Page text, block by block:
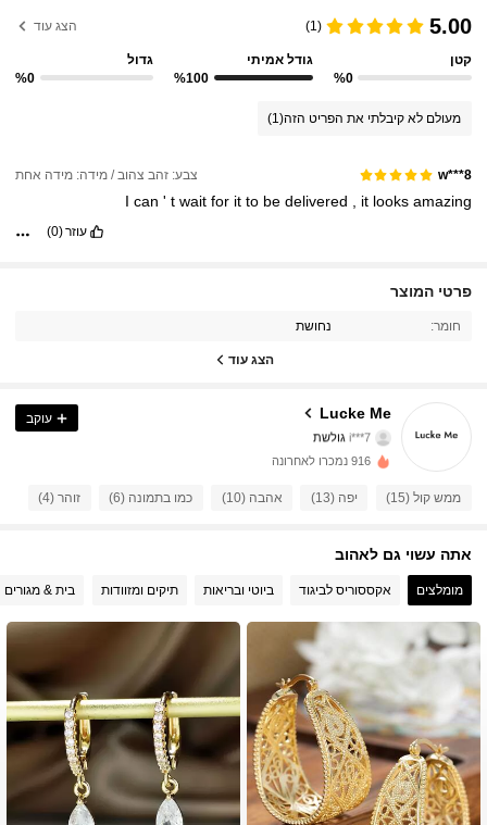
5.00
(1) הצג עוד
קטן
%0
גודל אמיתי
%100
גדול
%0
מעולם לא קיבלתי את הפריט הזה(1)
w***8 צבע: זהב צהוב / מידה: מידה אחת
I can ' t wait for it to be delivered it looks amazing
עוזר(0)
פרטי המוצר
חומר: נחושת
הצג עוד
Lucke Me
4.86
44 עוקבים
4.86 44 עוקבים
4.86 44 עוקבים
4.86 44 עוקבים
4.86 44 עוקבים
עוקב
916 נמכרו לאחרונה
ממש קול (15) יפה (13) אהבה (10) כמו בתמונה (6) זוהר (4)
אתה עשוי גם לאהוב
מומלצים אקססוריס לביגוד ביוטי ובריאות תיקים ומזוודות בית & מגורים